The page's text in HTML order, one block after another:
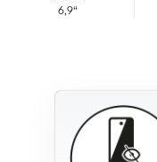
6,9“